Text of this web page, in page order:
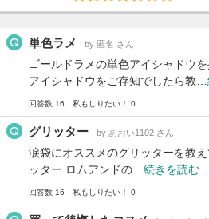
単色ラメ by 匿名 さん
ゴールドラメの単色アイシャドウ
アイシャドウをご存知でしたら教…
回答数 16 私もしりたい！ 0
グリッター by あおい1102 さん
涙袋にオススメのグリッターを教
ッター ロムアンドの… 続きを読む
回答数 16 私もしりたい！ 0